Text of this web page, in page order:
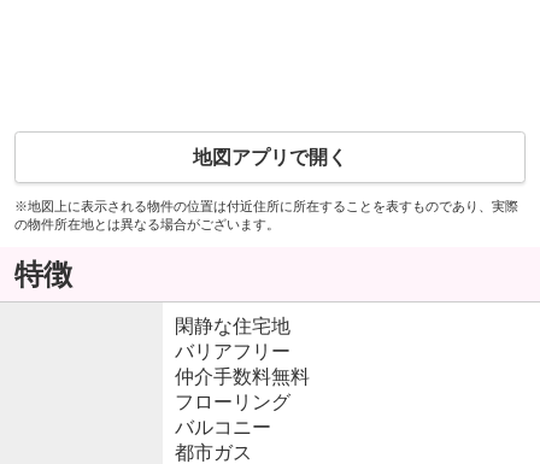
地図アプリで開く
※地図上に表示される物件の位置は付近住所に所在することを表すものであり、実際
の物件所在地とは異なる場合がございます。
特徴
閑静な住宅地
バリアフリー
仲介手数料無料
フローリング
バルコニー
都市ガス